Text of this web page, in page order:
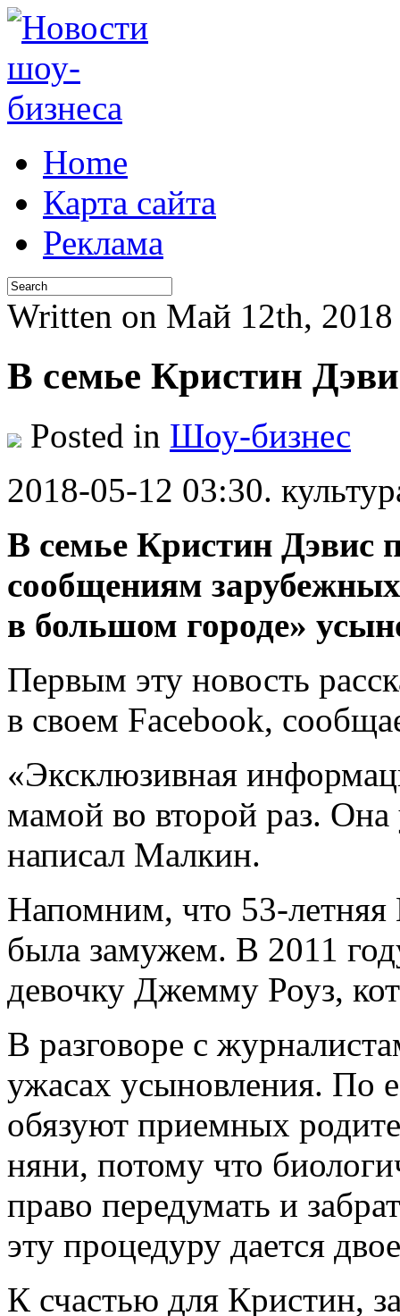
Home
Карта сайта
Реклама
Written on Май 12th,
В семье Кристин
Posted in Шоу-бизнес
2018-05-12 03:30.
В семье Кристин Дэвис
сообщениям
в большом городе»
Первым эту новость
в своем Facebook,
«Эксклюзивная
мамой во второй раз.
написал Малкин.
Напомним, что 53-летняя
была замужем. В 2011
девочку Джемму Роуз,
В разговоре с
ужасах усыновления. По
обязуют приемных
няни, потому что
право передумать и
эту процедуру дается
К счастью для Кристин,